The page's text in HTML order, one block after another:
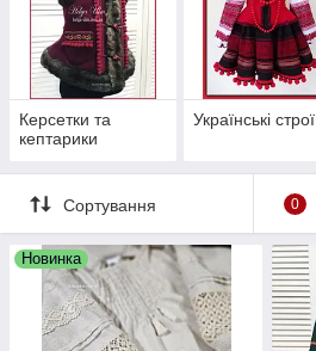
Керсетки та
кептарики
Українські строї
Сортування 0
Новинка